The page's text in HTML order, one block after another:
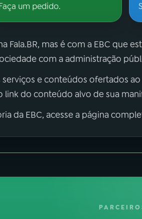
um pedido.
Fala.BR, mas é com a EBC que
com a administração
serviços e conteúdos ofertados
link do conteúdo alvo de sua
da EBC, acesse a página